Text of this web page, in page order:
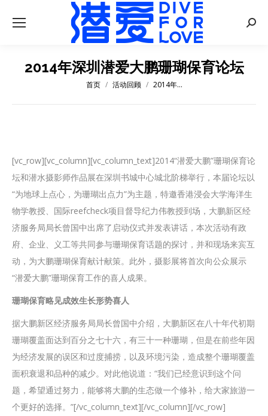
2014年深圳潜爱大鹏珊瑚保育论坛
您在这里：
首页 活动回顾 2014年…
[vc_row][vc_column][vc_column_text]2014“潜爱大鹏”珊瑚保育论
坛和潜水摄影师作品展在深圳书城中心城北阶梯举行，本届论坛以
“为地球上点心，为珊瑚出点力”为主题，特邀香港浸会大学海洋生
物学教授、国际reefcheck项目督导纪力伟教授到场，大鹏新区经
济服务局局长曾国中出席了启动仪式并发表讲话，本次活动有政
府、企业、义工等共同参与珊瑚保育话题的探讨，并和现场来宾互
动，为大鹏珊瑚保育献计献策。此外，摄影展将首次向公众展示
“潜爱大鹏”珊瑚保育工作的喜人成果。
珊瑚保育略见成效生长形势喜人
据大鹏新区经济服务局局长曾国中介绍，大鹏新区在八十年代初期
珊瑚覆盖面达到百分之七十六，有三十一种珊瑚，但是在前些年因
为经济发展的误区和过度捕捞，以及环境污染，造成整个珊瑚覆盖
面积衰退和品种的减少。对此他说道：“我们已经意识到这个问
题，希望通过努力，能够将大鹏的生态做一个修补，给大家旅游一
个更好的选择。”[/vc_column_text][/vc_column][/vc_row]